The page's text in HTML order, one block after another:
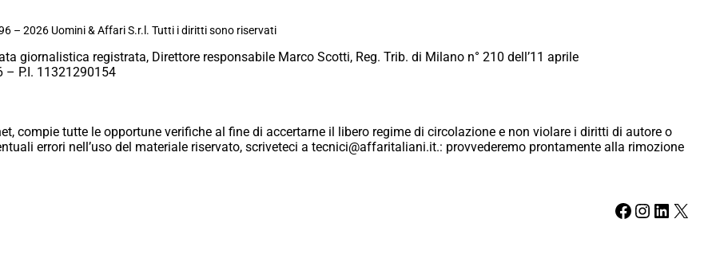
– 2026 Uomini & Affari S.r.l. Tutti i diritti sono riservati
giornalistica registrata, Direttore responsabile Marco Scotti, Reg. Trib. di Milano n° 210 dell’11 aprile
– P.I. 11321290154
compie tutte le opportune verifiche al fine di accertarne il libero regime di circolazione e non violare i diritti di autore o
errori nell’uso del materiale riservato, scriveteci a tecnici@affaritaliani.it.: provvederemo prontamente alla rimozione
Facebook Instagram LinkedIn X